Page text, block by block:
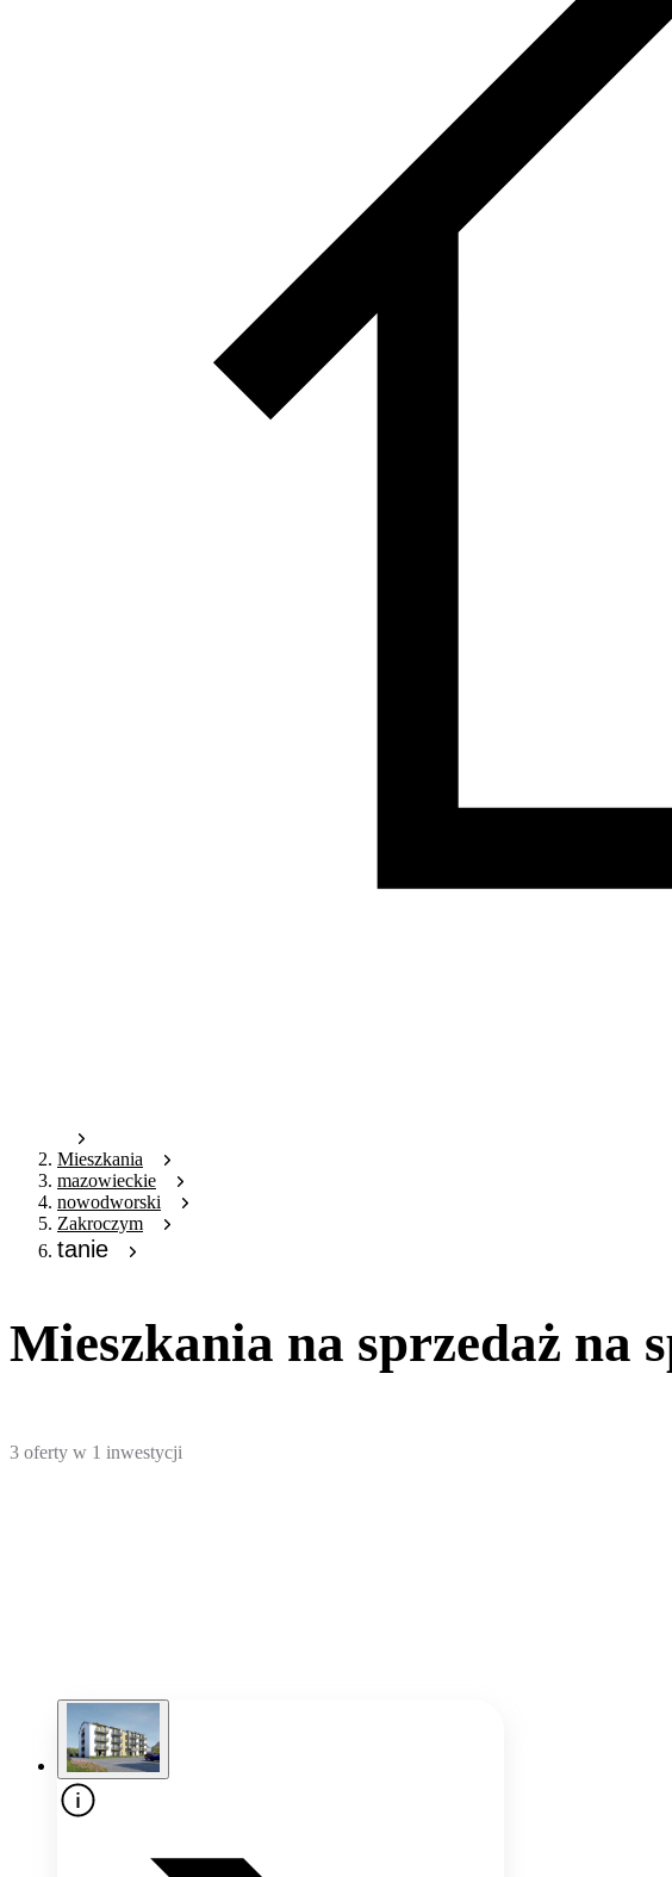
Mieszkania
mazowieckie
nowodworski
Zakroczym
tanie
Mieszkania na sprzedaż na
3 oferty w 1 inwestycji